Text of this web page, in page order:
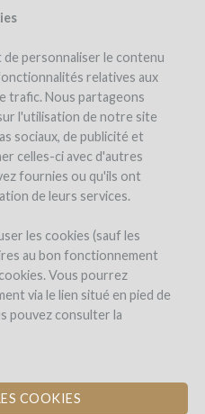
personnaliser le contenu
relatives aux
trafic. Nous partageons
l'utilisation de notre site
sociaux, de publicité et
celles-ci avec d'autres
fournies ou qu'ils ont
de leurs services.
les cookies (sauf les
au bon fonctionnement
Vous pourrez
via le lien situé en pied de
pouvez consulter la
COOKIES
UP
on